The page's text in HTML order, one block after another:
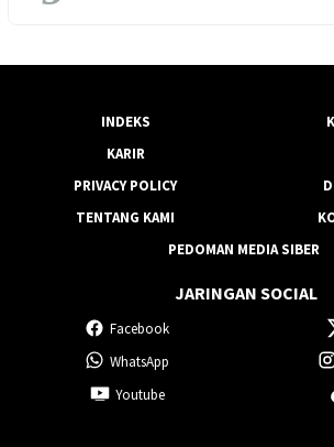
INDEKS
KARIR
PRIVACY POLICY
TENTANG KAMI
PEDOMAN MEDIA SIBER
JARINGAN SOCIAL
Facebook
WhatsApp
Youtube